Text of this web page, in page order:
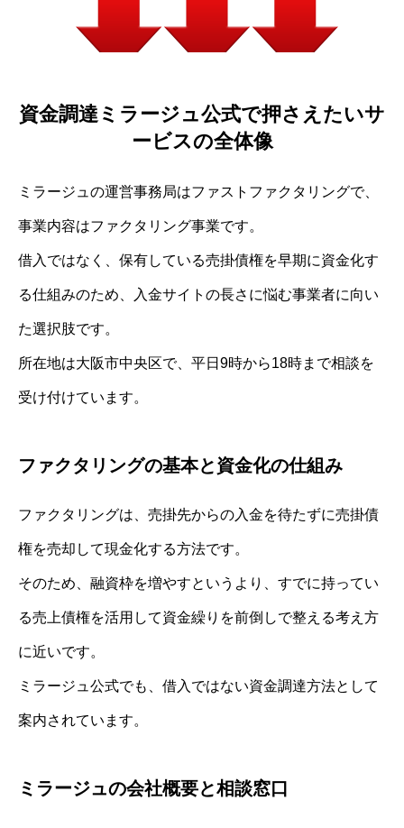
資金調達ミラージュ公式で押さえたいサ
ービスの全体像
ミラージュの運営事務局はファストファクタリングで、
事業内容はファクタリング事業です。
借入ではなく、保有している売掛債権を早期に資金化す
る仕組みのため、入金サイトの長さに悩む事業者に向い
た選択肢です。
所在地は大阪市中央区で、平日9時から18時まで相談を
受け付けています。
ファクタリングの基本と資金化の仕組み
ファクタリングは、売掛先からの入金を待たずに売掛債
権を売却して現金化する方法です。
そのため、融資枠を増やすというより、すでに持ってい
る売上債権を活用して資金繰りを前倒しで整える考え方
に近いです。
ミラージュ公式でも、借入ではない資金調達方法として
案内されています。
ミラージュの会社概要と相談窓口